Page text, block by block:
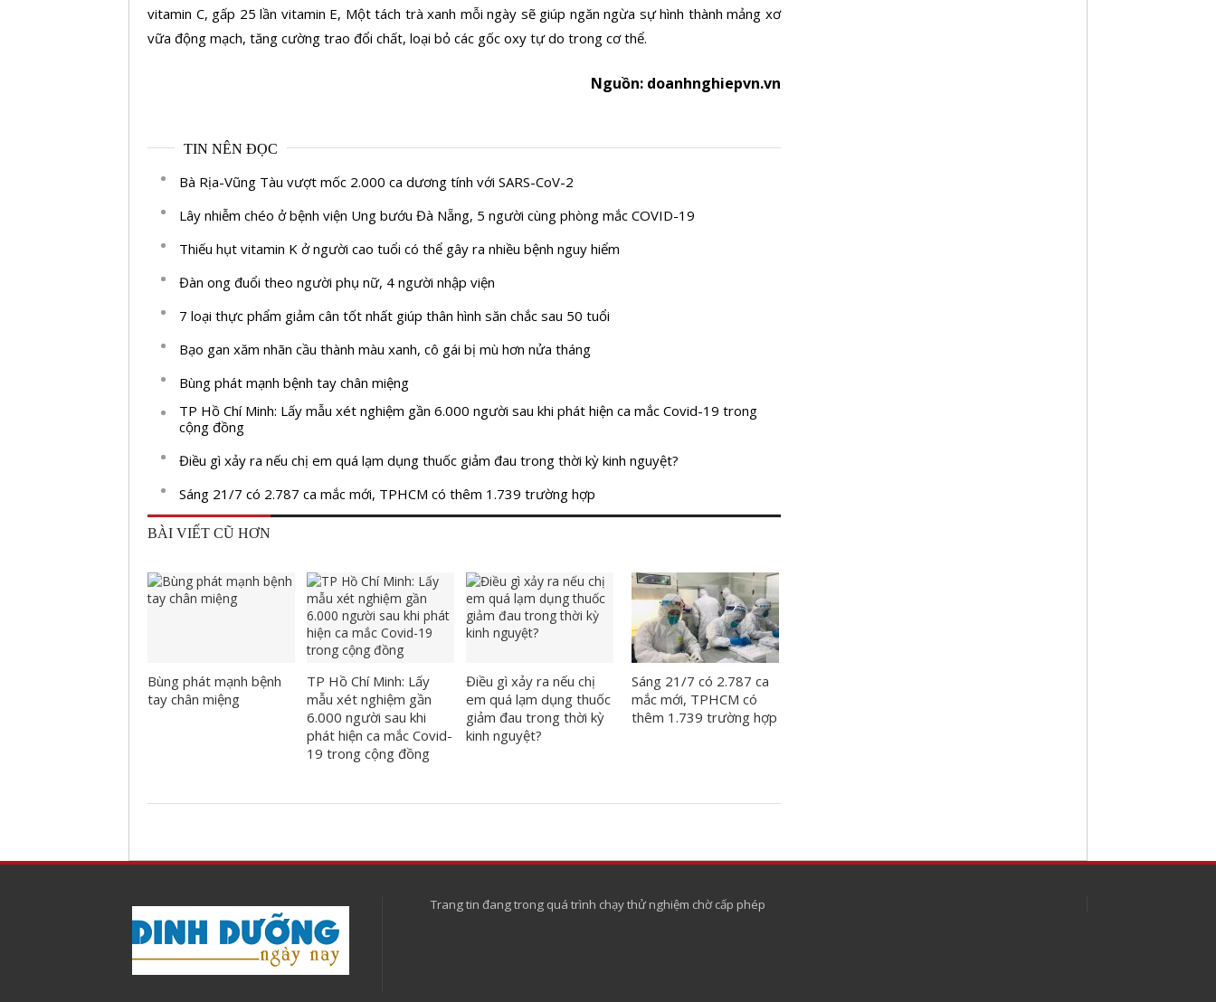
vitamin C, gấp 25 lần vitamin E, Một tách trà xanh mỗi ngày sẽ giúp ngăn ngừa sự hình thành mảng xơ
vữa động mạch, tăng cường trao đổi chất, loại bỏ các gốc oxy tự do trong cơ thể.
Nguồn: doanhnghiepvn.vn
TIN NÊN ĐỌC
Bà Rịa-Vũng Tàu vượt mốc 2.000 ca dương tính với SARS-CoV-2
Lây nhiễm chéo ở bệnh viện Ung bướu Đà Nẵng, 5 người cùng phòng mắc COVID-19
Thiếu hụt vitamin K ở người cao tuổi có thể gây ra nhiều bệnh nguy hiểm
Đàn ong đuổi theo người phụ nữ, 4 người nhập viện
7 loại thực phẩm giảm cân tốt nhất giúp thân hình săn chắc sau 50 tuổi
Bạo gan xăm nhãn cầu thành màu xanh, cô gái bị mù hơn nửa tháng
Bùng phát mạnh bệnh tay chân miệng
TP Hồ Chí Minh: Lấy mẫu xét nghiệm gần 6.000 người sau khi phát hiện ca mắc Covid-19 trong
cộng đồng
Điều gì xảy ra nếu chị em quá lạm dụng thuốc giảm đau trong thời kỳ kinh nguyệt?
Sáng 21/7 có 2.787 ca mắc mới, TPHCM có thêm 1.739 trường hợp
BÀI VIẾT CŨ HƠN
Bùng phát mạnh bệnh
tay chân miệng
TP Hồ Chí Minh: Lấy
mẫu xét nghiệm gần
6.000 người sau khi
phát hiện ca mắc Covid-
19 trong cộng đồng
Điều gì xảy ra nếu chị
em quá lạm dụng thuốc
giảm đau trong thời kỳ
kinh nguyệt?
Sáng 21/7 có 2.787 ca
mắc mới, TPHCM có
thêm 1.739 trường hợp
Trang tin đang trong quá trình chạy thử nghiệm chờ cấp phép